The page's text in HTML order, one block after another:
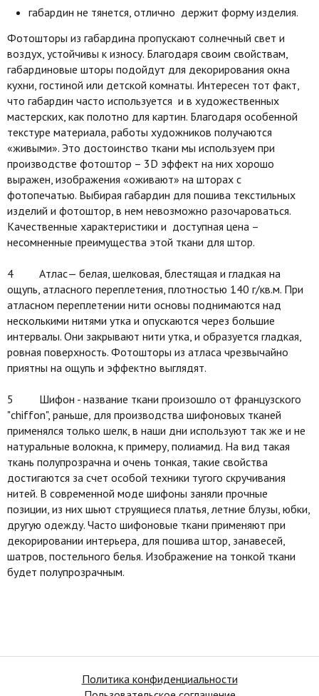
габардин не тянется, отлично держит форму изделия.
Фотошторы из габардина пропускают солнечный свет и
воздух, устойчивы к износу. Благодаря своим свойствам,
габардиновые шторы подойдут для декорирования окна
кухни, гостиной или детской комнаты. Интересен тот факт,
что габардин часто используется и в художественных
мастерских, как полотно для картин. Благодаря особенной
текстуре материала, работы художников получаются
«живыми». Это достоинство ткани мы используем при
производстве фотоштор – 3D эффект на них хорошо
выражен, изображения «оживают» на шторах с
фотопечатью. Выбирая габардин для пошива текстильных
изделий и фотоштор, в нем невозможно разочароваться.
Качественные характеристики и доступная цена –
несомненные преимущества этой ткани для штор.
4 Атлас— белая, шелковая, блестящая и гладкая на
ощупь, атласного переплетения, плотностью 140 г/кв.м. При
атласном переплетении нити основы поднимаются над
несколькими нитями утка и опускаются через большие
интервалы. Они закрывают нити утка, и образуется гладкая,
ровная поверхность. Фотошторы из атласа чрезвычайно
приятны на ощупь и эффектно выглядят.
5 Шифон - название ткани произошло от французского
"chiffon", раньше, для производства шифоновых тканей
применялся только шелк, в наши дни используют так же и не
натуральные волокна, к примеру, полиамид. На вид такая
ткань полупрозрачна и очень тонкая, такие свойства
достигаются за счет особой техники тугого скручивания
нитей. В современной моде шифоны заняли прочные
позиции, из них шьют струящиеся платья, летние блузы, юбки,
другую одежду. Часто шифоновые ткани применяют при
декорировании интерьера, для пошива штор, занавесей,
шатров, постельного белья. Изображение на тонкой ткани
будет полупрозрачным.
Политика конфиденциальности